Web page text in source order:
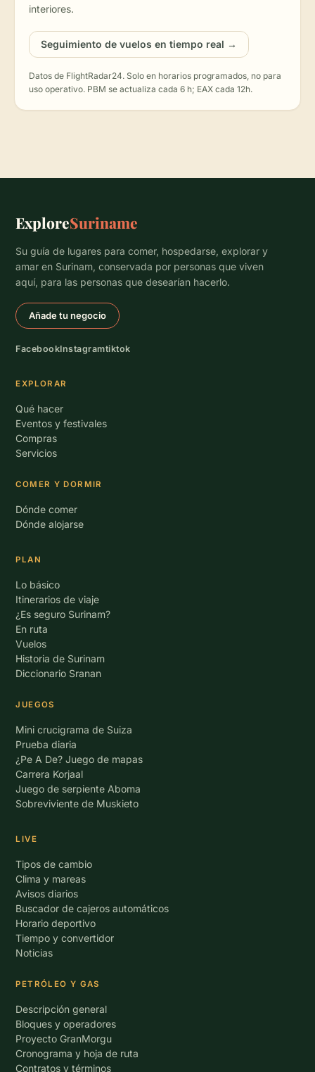
interiores.
Seguimiento de vuelos en tiempo real →
Datos de FlightRadar24. Solo en horarios programados, no para
uso operativo. PBM se actualiza cada 6 h; EAX cada 12h.
ExploreSuriname
Su guía de lugares para comer, hospedarse, explorar y
amar en Surinam, conservada por personas que viven
aquí, para las personas que desearían hacerlo.
Añade tu negocio
FacebookInstagramtiktok
EXPLORAR
Qué hacer
Eventos y festivales
Compras
Servicios
COMER Y DORMIR
Dónde comer
Dónde alojarse
PLAN
Lo básico
Itinerarios de viaje
¿Es seguro Surinam?
En ruta
Vuelos
Historia de Surinam
Diccionario Sranan
JUEGOS
Mini crucigrama de Suiza
Prueba diaria
¿Pe A De? Juego de mapas
Carrera Korjaal
Juego de serpiente Aboma
Sobreviviente de Muskieto
LIVE
Tipos de cambio
Clima y mareas
Avisos diarios
Buscador de cajeros automáticos
Horario deportivo
Tiempo y convertidor
Noticias
PETRÓLEO Y GAS
Descripción general
Bloques y operadores
Proyecto GranMorgu
Cronograma y hoja de ruta
Contratos y términos